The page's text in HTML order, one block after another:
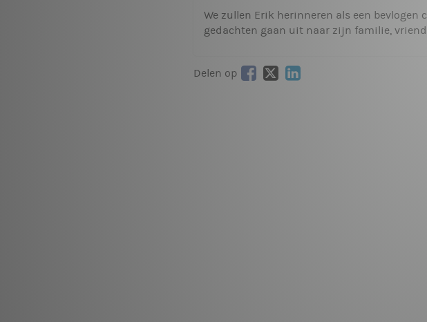
We zullen Erik herinneren als een bevlogen
gedachten gaan uit naar zijn familie,
Delen op